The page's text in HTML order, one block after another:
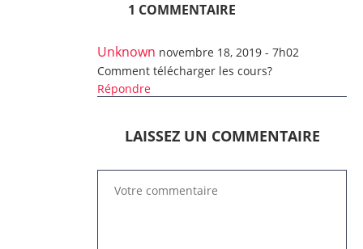
1 COMMENTAIRE
Unknown novembre 18, 2019 - 7h02
Comment télécharger les cours?
Répondre
LAISSEZ UN COMMENTAIRE